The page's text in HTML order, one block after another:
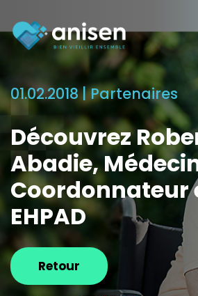
01.02.2018 |Partenaires
Découvrez
Abadie,
Coordonnateur
EHPAD
Retour